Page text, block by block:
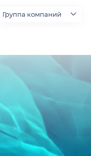
Группа компаний